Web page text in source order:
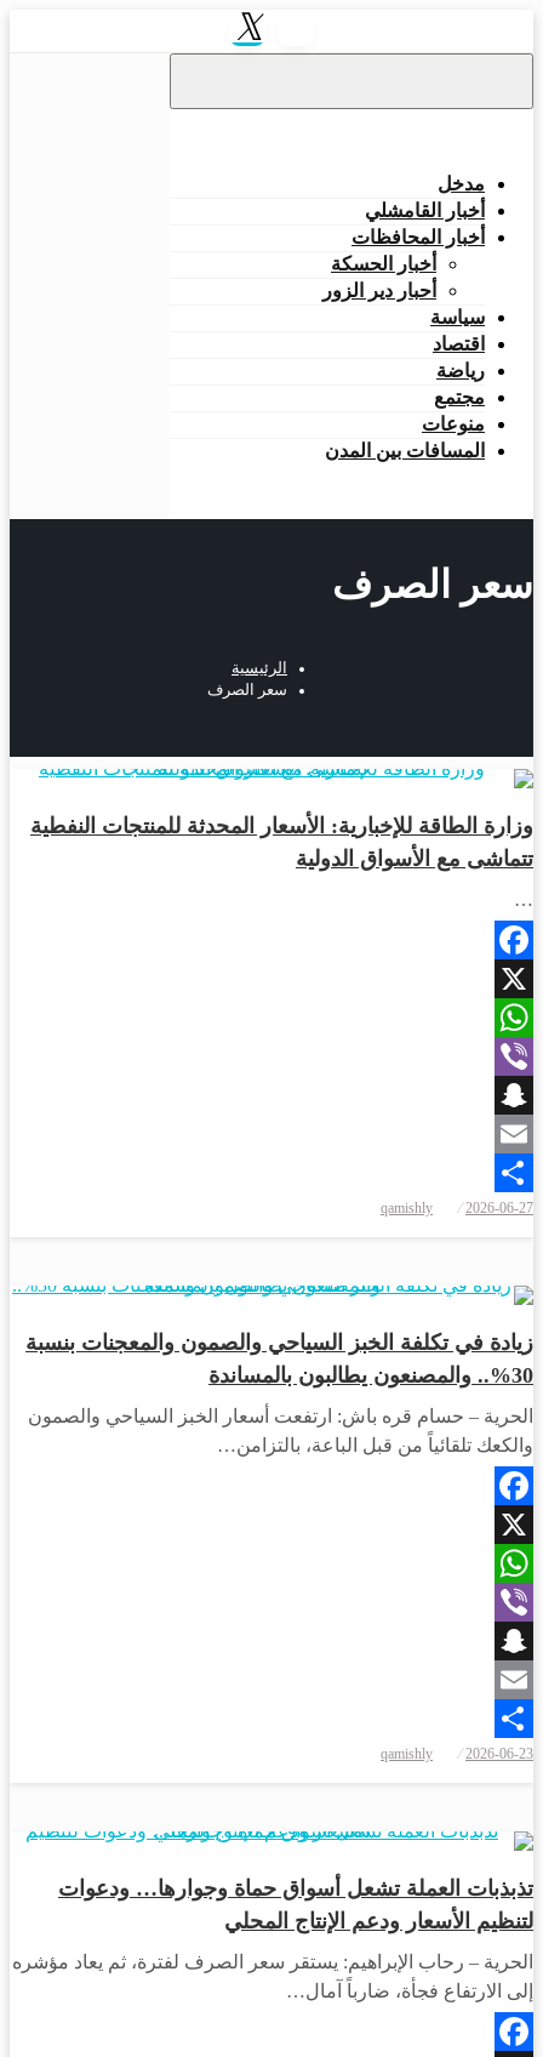
إلى
مدخل
أخبار القامشلي
أخبار المحافظات
أخبار الحسكة
أحبار دير الزور
سياسة
اقتصاد
رياضة
مجتمع
منوعات
المسافات بين المدن
سعر الصرف
الرئيسية
سعر الصرف
أخبار المحافظات
وزارة الطاقة للإخبارية: الأسعار المحدثة للمنتجات النفطية
تتماشى مع الأسواق الدولية
…
Facebook
X
WhatsApp
Viber
Snapchat
Email
Share
نُشر
في
2026-06-27
qamishly
زيادة في تكلفة الخبز السياحي والصمون والمعجنات بنسبة
30%.. والمصنعون يطالبون بالمساندة
الحرية – حسام قره باش: ارتفعت أسعار الخبز السياحي والصمون
والكعك تلقائياً من قبل الباعة، بالتزامن…
Facebook
X
WhatsApp
Viber
Snapchat
Email
Share
في
2026-06-23
qamishly
تذبذبات العملة تشعل أسواق حماة وجوارها… ودعوات
لتنظيم الأسعار ودعم الإنتاج المحلي
الحرية – رحاب الإبراهيم: يستقر سعر الصرف لفترة، ثم يعاد مؤشره
إلى الارتفاع فجأة، ضارباً آمال…